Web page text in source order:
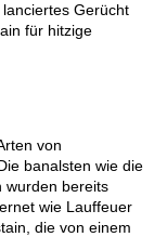
Gerücht
für hitzige
von
banalsten wie die
wurden bereits
wie Lauffeuer
die von einem